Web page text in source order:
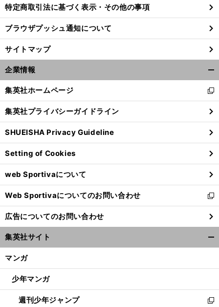
特定商取引法に基づく表示・その他の事項
ブラウザプッシュ通知について
サイトマップ
企業情報
閉
る
集英社ホームページ
新
し
い
ウ
ィ
ン
ド
ウ
で
開
く
集英社プライバシーガイドライン
SHUEISHA Privacy Guideline
Setting of Cookies
web Sportivaについて
Web Sportivaについてのお問い合わせ
新
し
い
ウ
ィ
ン
ウ
開
く
広告についてのお問い合わせ
集英社サイト
マンガ
少年マンガ
週刊少年ジャンプ
新